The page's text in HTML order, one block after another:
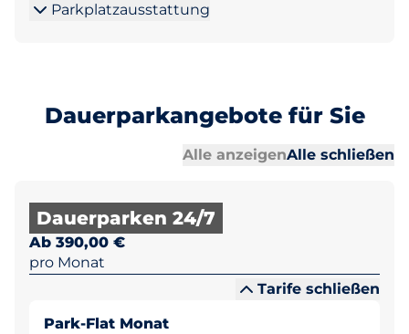
Parkplatzausstattung
Dauerparkangebote für Sie
Alle anzeigenAlle schließen
Dauerparken 24/7
Ab 390,00 €
pro Monat
Tarife schließen
Park-Flat Monat